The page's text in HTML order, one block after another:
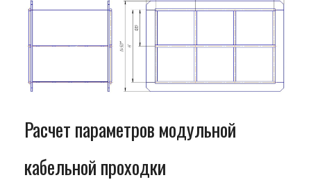
Расчет параметров модульной
кабельной проходки